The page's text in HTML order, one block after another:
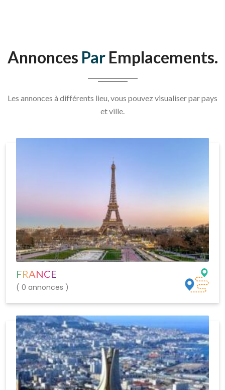
Annonces ParEmplacements.
Les annonces à différents lieu, vous pouvez visualiser par pays
et ville.
FRANCE
( 0 annonces )